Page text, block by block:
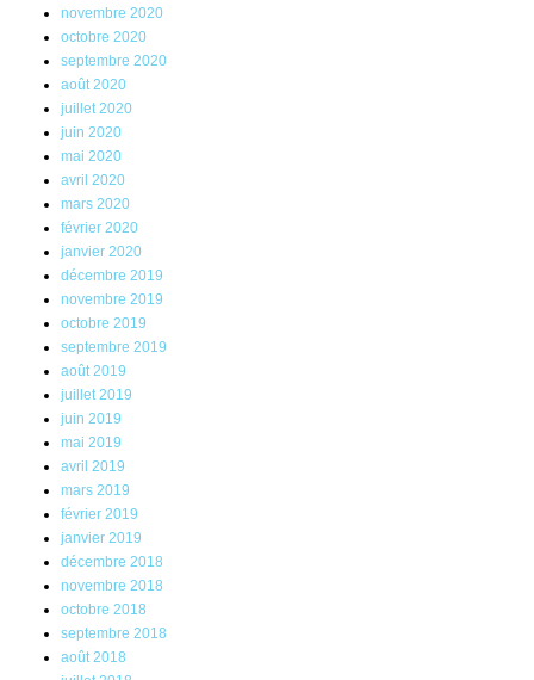
novembre 2020
octobre 2020
septembre 2020
août 2020
juillet 2020
juin 2020
mai 2020
avril 2020
mars 2020
février 2020
janvier 2020
décembre 2019
novembre 2019
octobre 2019
septembre 2019
août 2019
juillet 2019
juin 2019
mai 2019
avril 2019
mars 2019
février 2019
janvier 2019
décembre 2018
novembre 2018
octobre 2018
septembre 2018
août 2018